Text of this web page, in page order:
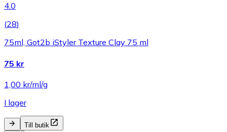
4.0
(28)
75ml, Got2b iStyler Texture Clay 75 ml
75 kr
1,00 kr/ml/g
I lager
Till butik